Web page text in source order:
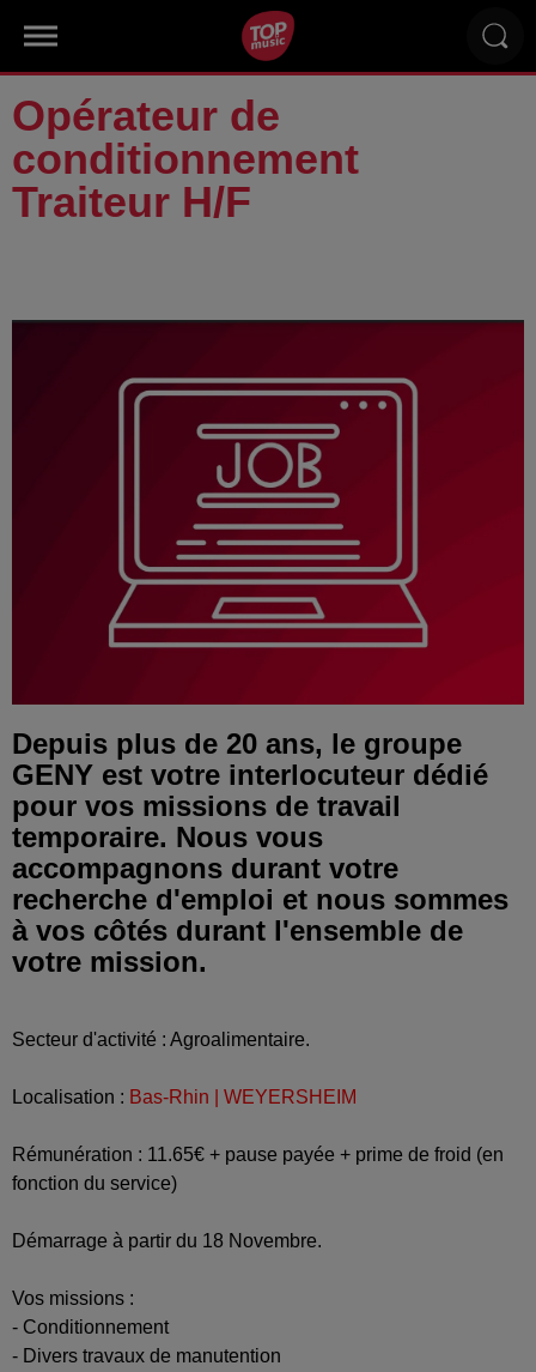
Opérateur de
conditionnement
Traiteur H/F
Depuis plus de 20 ans, le groupe
GENY est votre interlocuteur dédié
pour vos missions de travail
temporaire. Nous vous
accompagnons durant votre
recherche d'emploi et nous sommes
à vos côtés durant l'ensemble de
votre mission.
Secteur d'activité : Agroalimentaire.
Localisation : Bas-Rhin | WEYERSHEIM
Rémunération : 11.65€ + pause payée + prime de froid (en
fonction du service)
Démarrage à partir du 18 Novembre.
Vos missions :
- Conditionnement
- Divers travaux de manutention